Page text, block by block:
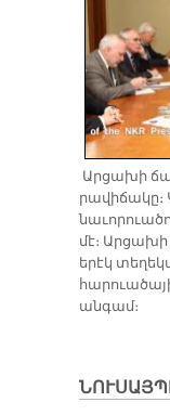
Ար­ցա­խի
մէ։
ե­րէկ
ան­գամ։